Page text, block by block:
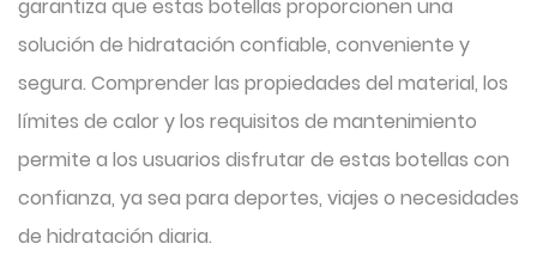
garantiza que estas botellas proporcionen una
solución de hidratación confiable, conveniente y
segura. Comprender las propiedades del material, los
límites de calor y los requisitos de mantenimiento
permite a los usuarios disfrutar de estas botellas con
confianza, ya sea para deportes, viajes o necesidades
de hidratación diaria.